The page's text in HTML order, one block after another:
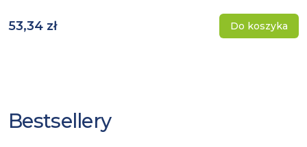
53,34 zł Do koszyka
Bestsellery